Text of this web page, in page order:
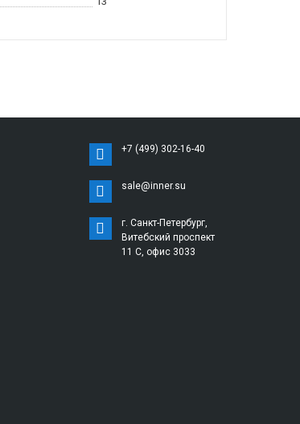
+7 (499) 302-16-40
sale@inner.su
г. Санкт-Петербург,
Витебский проспект
11 С, офис 3033